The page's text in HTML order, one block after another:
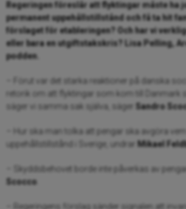
Regeringen föreslår att flyktingar måste ha
permanent uppehållstillstånd och få ta hit
förslaget för etableringen? Och har vi
eller bara en utgiftstakskris? Lisa Pelling,
podden.
– Förut var det starka reaktioner på danska
retorik om att flyktingar som kom till Danmark
säger vi samma sak själva, säger Sandro
– Hur ska man tolka att pengar ska avgöra
uppehållstillstånd i Sverige, undrar Mikael
– Skyddsbehovet borde inte påverkas av
Scocco
– Regeringens förslag sänder signalen att